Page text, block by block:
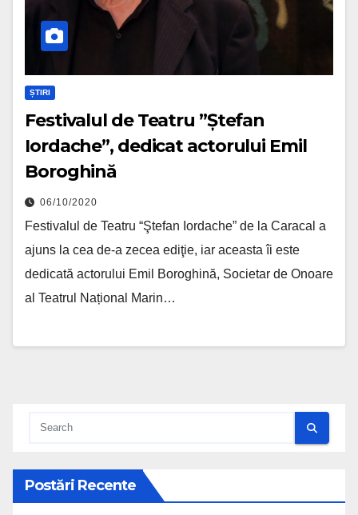
ȘTIRI
Festivalul de Teatru ”Ștefan
Iordache”, dedicat actorului Emil
Boroghină
06/10/2020
Festivalul de Teatru “Ştefan Iordache” de la Caracal a
ajuns la cea de-a zecea ediţie, iar aceasta îi este
dedicată actorului Emil Boroghină, Societar de Onoare
al Teatrul Național Marin…
Postări Recente